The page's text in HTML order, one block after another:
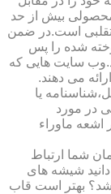
بیش از حد
است.در ضمن
شده را پس
سایت هایی که
می دهند.
یا
در مورد
اشعه ماوراء
شما ارتباط
شیشه های
بهتر است قاب